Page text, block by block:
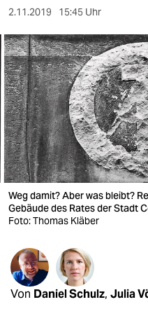
sport
berlin
nord
wahrheit
verlag
verlag
shop
fragen & hilfe
2.11.2019 15:45 Uhr
Weg damit? Aber was bleibt?
Gebäude des Rates der Stadt
Foto: Thomas Kläber
Von Daniel Schulz, Julia